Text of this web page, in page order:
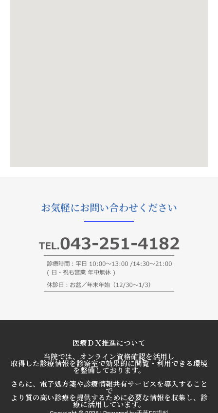
お気軽にお問い合わせください
医療ＤＸ推進について
当院では、オンライン資格確認を活用し
取得した診療情報を診察室で効果的に閲覧・利用できる環境
を整備しております。
さらに、電子処方箋や診療情報共有サービスを導入すること
で
より質の高い診療を提供するために必要な情報を収集し、診
療に活用しています。